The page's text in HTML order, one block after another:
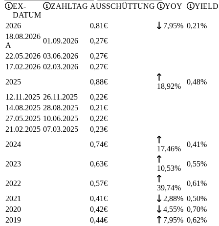
EX-
DATUM
ZAHLTAG AUSSCHÜTTUNG YOY YIELD
2026 0,81€ 7,95% 0,21%
18.08.2026
A
01.09.2026 0,27€
22.05.2026 03.06.2026 0,27€
17.02.2026 02.03.2026 0,27€
2025
0,88€
18,92%
0,48%
12.11.2025 26.11.2025 0,22€
14.08.2025 28.08.2025 0,21€
27.05.2025 10.06.2025 0,22€
21.02.2025 07.03.2025 0,23€
2024
0,74€
17,46%
0,41%
2023 0,63€
10,53%
0,55%
2022 0,57€
39,74%
0,61%
2021
0,41€ 2,88% 0,50%
2020
0,42€ 4,55% 0,70%
2019
0,44€ 7,95% 0,62%